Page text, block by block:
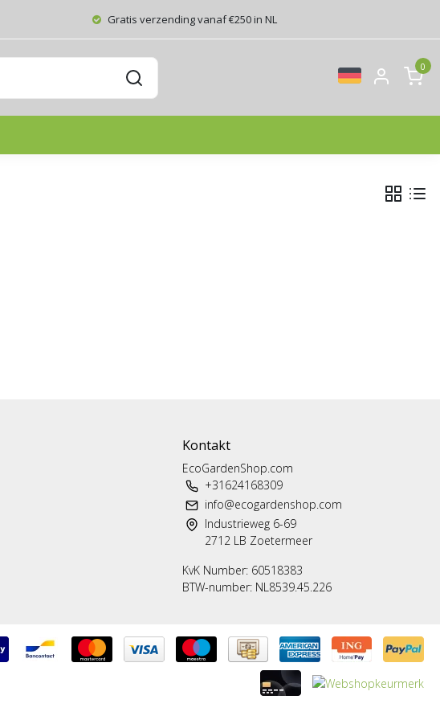
Gratis verzending vanaf €250 in NL
0
Kontakt
EcoGardenShop.com
+31624168309
info@ecogardenshop.com
Industrieweg 6-69
2712 LB Zoetermeer
KvK Number: 60518383
BTW-number: NL8539.45.226